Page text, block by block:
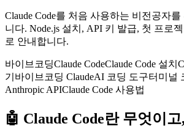
Claude Code를 처음 사용하는 비전공자
니다. Node.js 설치, API 키 발급, 첫 프로
로 안내합니다.
바이브코딩Claude CodeClaude Code 설치
기 바이브코딩 ClaudeAI 코딩 도구터미널
Anthropic APIClaude Code 사용법
🤖 Claude Code란 무엇이